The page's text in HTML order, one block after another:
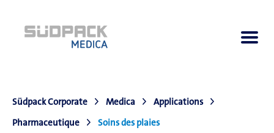
A propos de nous
Südpack Corporate Medica
Applications
Pharmaceutique
Soins des plaies